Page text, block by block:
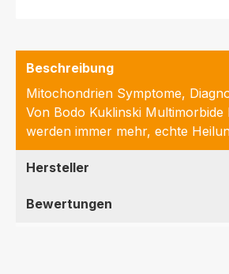
Beschreibung
Mitochondrien Symptome,
Von Bodo Kuklinski Multimorbide
werden immer mehr, echte
Hersteller
Bewertungen